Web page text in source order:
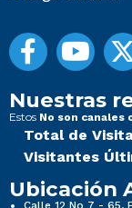
Nuestras
Estos No son canales
Total de
Visitantes
Ubicación
Calle 12 No 7 - 65,